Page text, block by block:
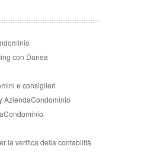
con Danea
e consiglieri
AziendaCondominio
la verifica della contabilità